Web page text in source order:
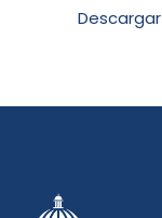
Descargar